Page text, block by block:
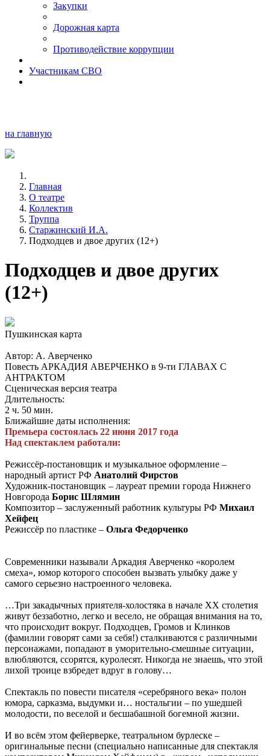
Закупки
Дорожная карта
Противодействие коррупции
Участникам СВО
на главную
Главная
О театре
Коллектив
Труппа
Старжинский И.А.
Подходцев и двое других (12+)
Подходцев и двое других
(12+)
Пушкинская карта
Автор: А. Аверченко
Повесть АРКАДИЯ АВЕРЧЕНКО в 9-ти ГЛАВАХ С
АНТРАКТОМ
Сценическая версия театра
Длительность:
2 ч. 50 мин.
Ближайшие даты исполнения:
Премьера состоялась 22 июня 2017 года
Над спектаклем работали:
Режиссёр-постановщик и музыкальное оформление –
народный артист РФ Анатолий Фирстов
Художник-постановщик – лауреат премии города Нижнего
Новгорода Борис Шлямин
Композитор – заслуженный работник культуры РФ Михаил
Хейфец
Режиссёр по пластике – Ольга Федорченко
Современники называли Аркадия Аверченко «королем
смеха», юмор которого способен вызвать улыбку даже у
самого серьезно настроенного человека.
…Три закадычных приятеля-холостяка в начале XX столетия
живут беззаботно, легко и весело, не обращая внимания на то,
что происходит вокруг. Подходцев, Громов и Клинков
(фамилии говорят сами за себя!) сталкиваются с различными
персонажами, попадают в уморительно-смешные ситуации,
влюбляются, ссорятся, куролесят. Никогда не знаешь, что этой
лихой троице взбредет вдруг в голову…
Спектакль по повести писателя «серебряного века» полон
юмора, сарказма, выдумки и… ностальгии – по ушедшей
молодости, по веселой и бесшабашной богемной жизни.
И во всём этом фейерверке, театральном бурлеске –
оригинальные песни (специально написанные для спектакля